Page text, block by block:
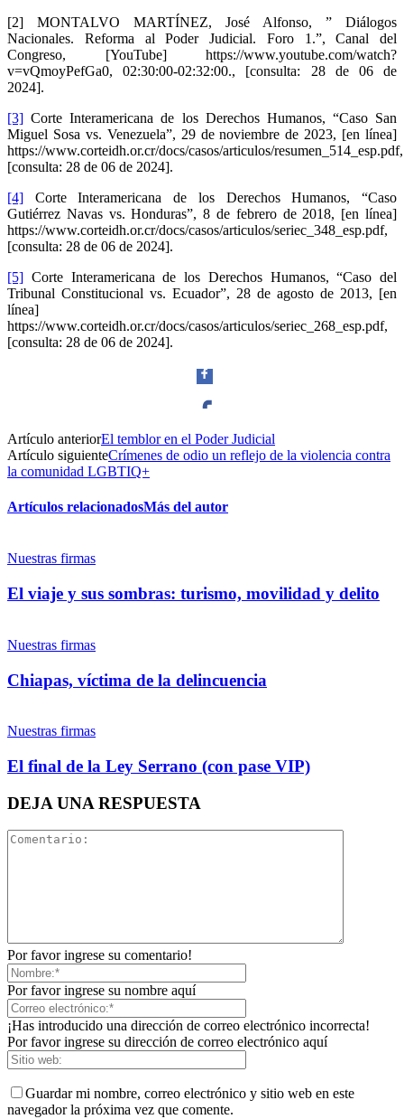
[2] MONTALVO MARTÍNEZ, José Alfonso, ” Diálogos
Nacionales. Reforma al Poder Judicial. Foro 1.”, Canal del
Congreso, [YouTube] https://www.youtube.com/watch?
v=vQmoyPefGa0, 02:30:00-02:32:00., [consulta: 28 de 06 de
2024].
[3] Corte Interamericana de los Derechos Humanos, “Caso San
Miguel Sosa vs. Venezuela”, 29 de noviembre de 2023, [en línea]
https://www.corteidh.or.cr/docs/casos/articulos/resumen_514_esp.pdf,
[consulta: 28 de 06 de 2024].
[4] Corte Interamericana de los Derechos Humanos, “Caso
Gutiérrez Navas vs. Honduras”, 8 de febrero de 2018, [en línea]
https://www.corteidh.or.cr/docs/casos/articulos/seriec_348_esp.pdf,
[consulta: 28 de 06 de 2024].
[5] Corte Interamericana de los Derechos Humanos, “Caso del
Tribunal Constitucional vs. Ecuador”, 28 de agosto de 2013, [en
línea]
https://www.corteidh.or.cr/docs/casos/articulos/seriec_268_esp.pdf,
[consulta: 28 de 06 de 2024].
Facebook
Artículo anteriorEl temblor en el Poder Judicial
Artículo siguienteCrímenes de odio un reflejo de la violencia contra
la comunidad LGBTIQ+
Artículos relacionadosMás del autor
Nuestras firmas
El viaje y sus sombras: turismo, movilidad y delito
Nuestras firmas
Chiapas, víctima de la delincuencia
Nuestras firmas
El final de la Ley Serrano (con pase VIP)
DEJA UNA RESPUESTA
Por favor ingrese su comentario!
Por favor ingrese su nombre aquí
¡Has introducido una dirección de correo electrónico incorrecta!
Por favor ingrese su dirección de correo electrónico aquí
Guardar mi nombre, correo electrónico y sitio web en este
navegador la próxima vez que comente.